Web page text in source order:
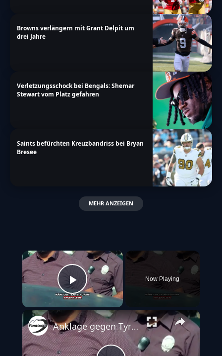
Browns verlängern mit Grant Delpit um
drei Jahre
Verletzungsschock bei Bengals: Shemar
Stewart vom Platz gefahren
Saints befürchten Kreuzbandriss bei Bryan
Bresee
MEHR ANZEIGEN
×
Play Video
Now Playing
Anklage gegen Tyreek Hill nach Polizei-Eklat fallen gelassen